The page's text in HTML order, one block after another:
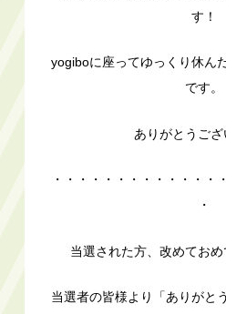
す！
yogiboに座ってゆっくり休ん
です。
ありがとうござ
・・・・・・・・・・・・・
・
当選された方、改めてお
当選者の皆様より「ありがと